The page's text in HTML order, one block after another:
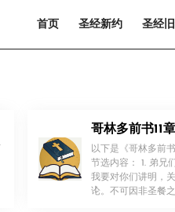
首页 圣经新约 圣经
哥林多前书11章
以下是《哥林多前
节选内容： 1. 弟兄
我要对你们讲明，
论。不可因非圣餐
！